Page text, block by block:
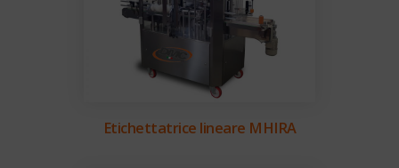
Etichettatrice lineare MHIRA